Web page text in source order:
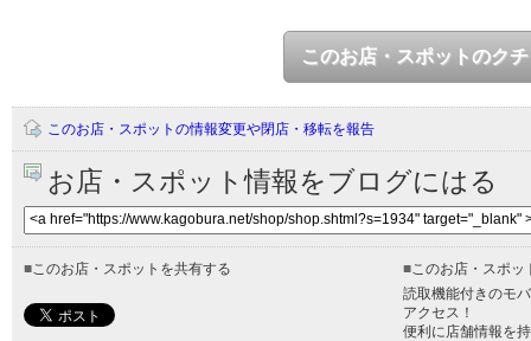
このお店・スポットのク
このお店・スポットの情報変更や閉店・移転を報告
お店・スポット情報をブログにはる
■ このお店・スポットを共有する ■ このお店・スポ
読取機能付きのモ
アクセス！
便利に店舗情報を